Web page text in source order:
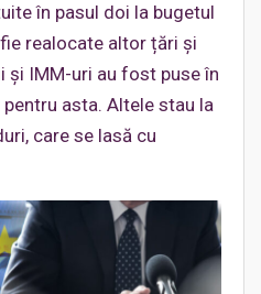
în pasul doi la bugetul
realocate altor țări și
și IMM-uri au fost puse în
asta. Altele stau la
care se lasă cu